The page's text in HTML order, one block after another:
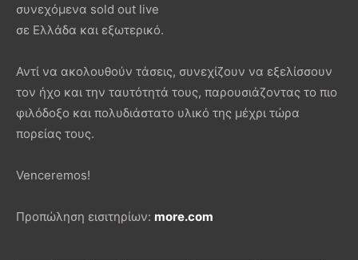
συνεχόμενα sold out live
σε Ελλάδα και εξωτερικό.
Αντί να ακολουθούν τάσεις, συνεχίζουν να εξελίσσουν
τον ήχο και την ταυτότητά τους, παρουσιάζοντας το πιο
φιλόδοξο και πολυδιάστατο υλικό της μέχρι τώρα
πορείας τους.
Venceremos!
Προπώληση εισιτηρίων: more.com